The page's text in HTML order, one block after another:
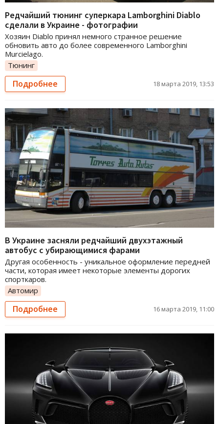
Редчайший тюнинг суперкара Lamborghini Diablo
сделали в Украине - фотографии
Хозяин Diablo принял немного странное решение
обновить авто до более современного Lamborghini
Murcielago.
Тюнинг
Подробнее 18 марта 2019, 13:53
В Украине засняли редчайший двухэтажный
автобус с убирающимися фарами
Другая особенность - уникальное оформление передней
части, которая имеет некоторые элементы дорогих
спорткаров.
Автомир
Подробнее 16 марта 2019, 11:00